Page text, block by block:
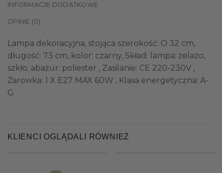
INFORMACJE DODATKOWE
OPINIE (0)
Lampa dekoracyjna, stojąca szerokość: O 32 cm,
długość: 73 cm, kolor: czarny, Skład: lampa: żelazo,
szkło; abażur: poliester , Zasilanie: CE 220-230V ,
Żarowka: 1 X E27 MAX 60W , Klasa energetyczna: A-
G
KLIENCI OGLĄDALI RÓWNIEŻ